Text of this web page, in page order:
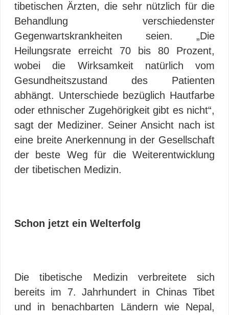
tibetischen Ärzten, die sehr nützlich für die
Behandlung verschiedenster
Gegenwartskrankheiten seien. „Die
Heilungsrate erreicht 70 bis 80 Prozent,
wobei die Wirksamkeit natürlich vom
Gesundheitszustand des Patienten
abhängt. Unterschiede bezüglich Hautfarbe
oder ethnischer Zugehörigkeit gibt es nicht“,
sagt der Mediziner. Seiner Ansicht nach ist
eine breite Anerkennung in der Gesellschaft
der beste Weg für die Weiterentwicklung
der tibetischen Medizin.
Schon jetzt ein Welterfolg
Die tibetische Medizin verbreitete sich
bereits im 7. Jahrhundert in Chinas Tibet
und in benachbarten Ländern wie Nepal,